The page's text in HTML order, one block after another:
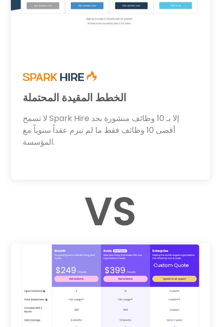
الخطط المقيدة المحتملة
لا تسمح Spark Hire إلا بـ 10 وظائف منشورة بحد
أقصى 10 وظائف فقط ما لم تبرم عقداً سنوياً مع
المؤسسة.
VS